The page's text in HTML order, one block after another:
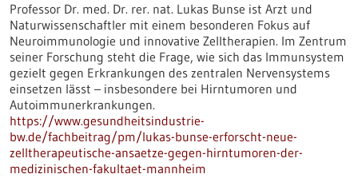
Professor Dr. med. Dr. rer. nat. Lukas Bunse ist Arzt und
Naturwissenschaftler mit einem besonderen Fokus auf
Neuroimmunologie und innovative Zelltherapien. Im Zentrum
seiner Forschung steht die Frage, wie sich das Immunsystem
gezielt gegen Erkrankungen des zentralen Nervensystems
einsetzen lässt – insbesondere bei Hirntumoren und
Autoimmunerkrankungen.
https://www.gesundheitsindustrie-
bw.de/fachbeitrag/pm/lukas-bunse-erforscht-neue-
zelltherapeutische-ansaetze-gegen-hirntumoren-der-
medizinischen-fakultaet-mannheim